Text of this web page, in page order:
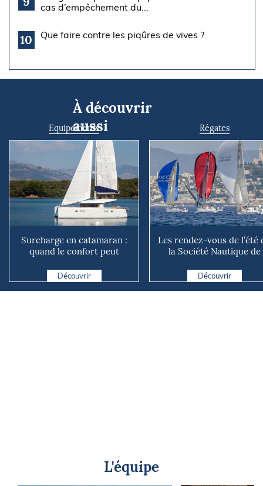
cas d’empêchement du...
10 Que faire contre les piqûres de vives ?
À découvrir
aussi
Equipements
Surcharge en catamaran :
quand le confort peut
Découvrir
Régates
Les rendez-vous de l’été
la Société Nautique de
Découvrir
L'équipe